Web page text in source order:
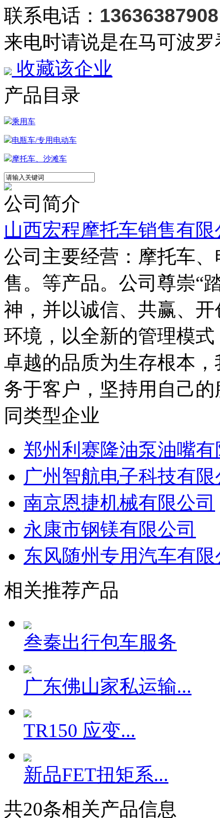
联系电话： 13636387908
来电时请说是在马可波
收藏该企业
产品目录
乘用车
电瓶车/专用电动车
摩托车、沙滩车
公司简介
山西宏程摩托车销售有限
公司主要经营：摩托车
售。等产品。公司尊崇“
神，并以诚信、共赢、
环境，以全新的管理模
卓越的品质为生存根本
务于客户，坚持用自己
同类型企业
郑州利赛隆油泵油嘴
广州智航电子科技有
南京恩捷机械有限公司
永康市钢镁有限公司
东风随州专用汽车有限
相关推荐产品
叁秦出行包车服务
广东佛山家私运输...
TR150 应变...
新品FET扭矩系...
共20条相关产品信息